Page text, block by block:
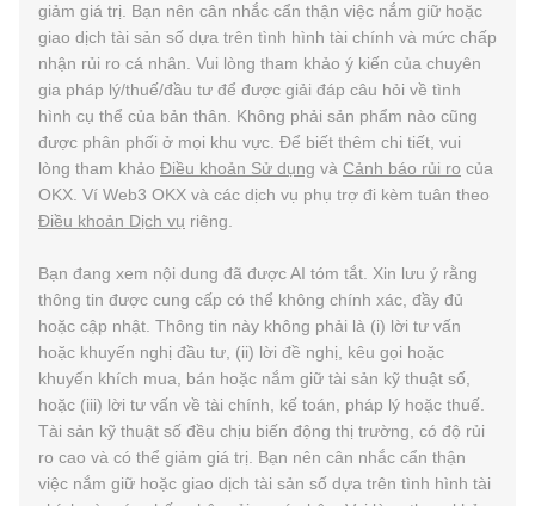
giảm giá trị. Bạn nên cân nhắc cẩn thận việc nắm giữ hoặc
giao dịch tài sản số dựa trên tình hình tài chính và mức chấp
nhận rủi ro cá nhân. Vui lòng tham khảo ý kiến của chuyên
gia pháp lý/thuế/đầu tư để được giải đáp câu hỏi về tình
hình cụ thể của bản thân. Không phải sản phẩm nào cũng
được phân phối ở mọi khu vực. Để biết thêm chi tiết, vui
lòng tham khảo Điều khoản Sử dụng và Cảnh báo rủi ro của
OKX. Ví Web3 OKX và các dịch vụ phụ trợ đi kèm tuân theo
Điều khoản Dịch vụ riêng.
Bạn đang xem nội dung đã được AI tóm tắt. Xin lưu ý rằng
thông tin được cung cấp có thể không chính xác, đầy đủ
hoặc cập nhật. Thông tin này không phải là (i) lời tư vấn
hoặc khuyến nghị đầu tư, (ii) lời đề nghị, kêu gọi hoặc
khuyến khích mua, bán hoặc nắm giữ tài sản kỹ thuật số,
hoặc (iii) lời tư vấn về tài chính, kế toán, pháp lý hoặc thuế.
Tài sản kỹ thuật số đều chịu biến động thị trường, có độ rủi
ro cao và có thể giảm giá trị. Bạn nên cân nhắc cẩn thận
việc nắm giữ hoặc giao dịch tài sản số dựa trên tình hình tài